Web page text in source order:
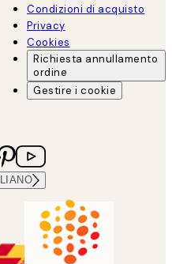
Condizioni di acquisto
Privacy
Cookies
Richiesta annullamento
ordine
Gestire i cookie